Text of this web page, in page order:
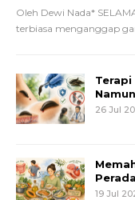
Oleh Dewi Nada*
terbiasa menganggap
26 Jul
19 Jul